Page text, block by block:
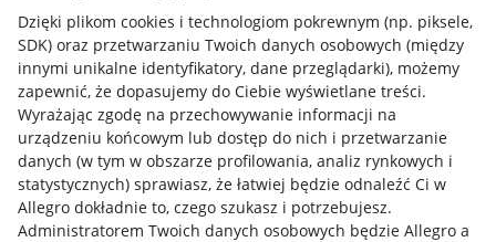
Dzięki plikom cookies i technologiom pokrewnym (np. piksele,
SDK) oraz przetwarzaniu Twoich danych osobowych (między
innymi unikalne identyfikatory, dane przeglądarki), możemy
zapewnić, że dopasujemy do Ciebie wyświetlane treści.
Wyrażając zgodę na przechowywanie informacji na
urządzeniu końcowym lub dostęp do nich i przetwarzanie
danych (w tym w obszarze profilowania, analiz rynkowych i
statystycznych) sprawiasz, że łatwiej będzie odnaleźć Ci w
Allegro dokładnie to, czego szukasz i potrzebujesz.
Administratorem Twoich danych osobowych będzie Allegro a